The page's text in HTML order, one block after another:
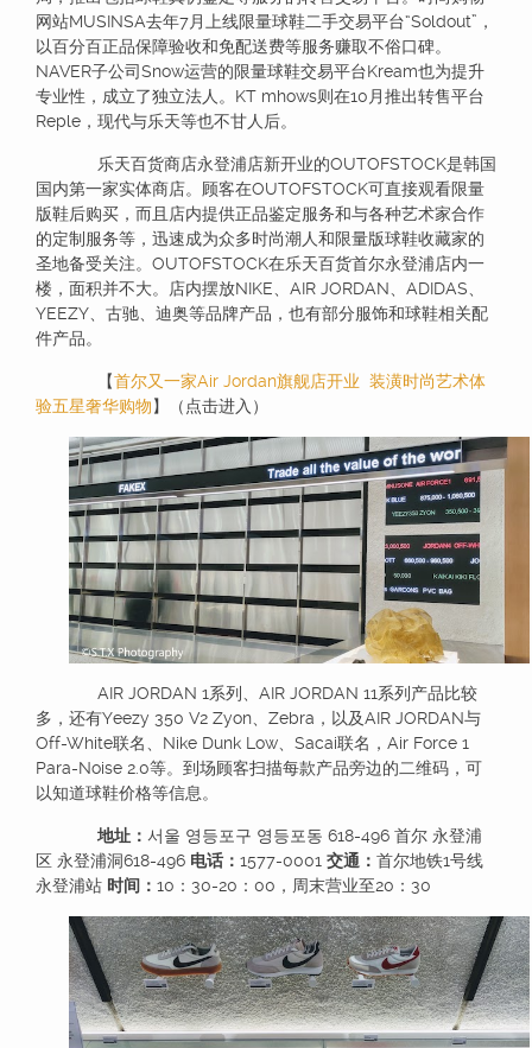
网站MUSINSA去年7月上线限量球鞋二手交易平台“Soldout”，
以百分百正品保障验收和免配送费等服务赚取不俗口碑。
NAVER子公司Snow运营的限量球鞋交易平台Kream也为提升
专业性，成立了独立法人。KT mhows则在10月推出转售平台
Reple，现代与乐天等也不甘人后。
乐天百货商店永登浦店新开业的OUTOFSTOCK是韩国
国内第一家实体商店。顾客在OUTOFSTOCK可直接观看限量
版鞋后购买，而且店内提供正品鉴定服务和与各种艺术家合作
的定制服务等，迅速成为众多时尚潮人和限量版球鞋收藏家的
圣地备受关注。OUTOFSTOCK在乐天百货首尔永登浦店内一
楼，面积并不大。店内摆放NIKE、AIR JORDAN、ADIDAS、
YEEZY、古驰、迪奥等品牌产品，也有部分服饰和球鞋相关配
件产品。
【首尔又一家Air Jordan旗舰店开业 装潢时尚艺术体
验五星奢华购物】（点击进入）
AIR JORDAN 1系列、AIR JORDAN 11系列产品比较
多，还有Yeezy 350 V2 Zyon、Zebra，以及AIR JORDAN与
Off-White联名、Nike Dunk Low、Sacai联名，Air Force 1
Para-Noise 2.0等。到场顾客扫描每款产品旁边的二维码，可
以知道球鞋价格等信息。
地址： 서울 영등포구 영등포동 618-496 首尔 永登浦
区 永登浦洞618-496 电话： 1577-0001 交通： 首尔地铁1号线
永登浦站 时间： 10：30-20：00，周末营业至20：30